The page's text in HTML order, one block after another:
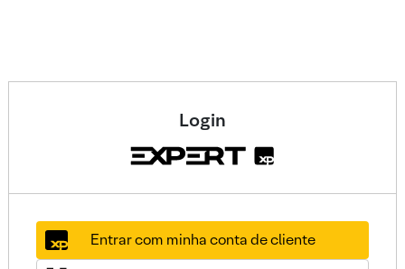
Login
Entrar com minha conta de cliente